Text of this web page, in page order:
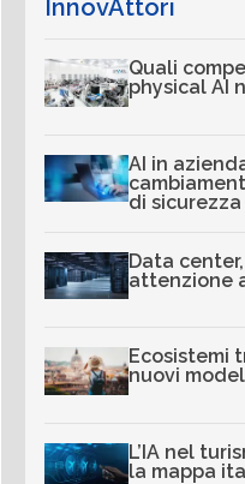
InnovAttori
Quali
physical AI
AI in
di sicurezza
Data
attenzione
Ecosistemi
nuovi
L’IA nel
la mappa